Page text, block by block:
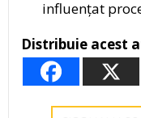
influențat
Distribuie acest